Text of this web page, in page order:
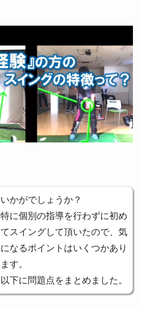
いかがでしょうか？
特に個別の指導を行わずに初め
てスイングして頂いたので、気
になるポイントはいくつかあり
ます。
以下に問題点をまとめました。